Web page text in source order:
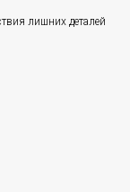
лишних деталей